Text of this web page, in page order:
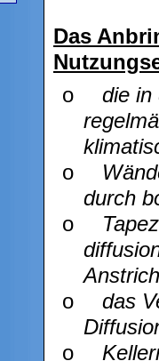
Das
o
die in
o
durch
o
o
das
o